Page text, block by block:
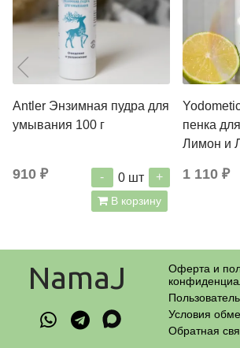
Antler Энзимная пудра для
умывания 100 г
910 ₽ - 0 шт +
В корзину
пенка
Лимон и
1 110 ₽
NamaJ
Оферта и
Условия
Обратная